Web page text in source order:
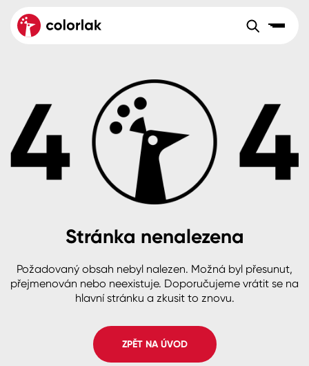
Velkoobchod Sortiment
Aktuality
Reference
O společnosti
B2B +420 800 145 555Po – Pá: 8:00–15:00
Česko
Slovensko Polsko Worldwide
Dřevo
Beton, asfalt, minerální podklady
Plast, sklo, keramika
Stěny
Fasády
Spreje
Colorlak Dekor
Colorlak Profi
Colorlak Pta
Stránka nenalezena
Požadovaný obsah nebyl nalezen. Možná byl přesunut,
přejmenován nebo neexistuje. Doporučujeme vrátit se na
hlavní stránku a zkusit to znovu.
ZPĚT NA ÚVOD